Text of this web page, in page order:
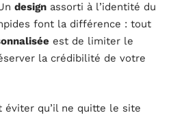
design assorti à l’identité du
font la différence : tout
est de limiter le
la crédibilité de votre
éviter qu’il ne quitte le site